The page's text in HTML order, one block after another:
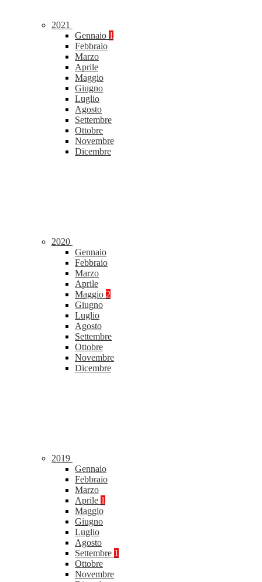
2021
Gennaio 1
Febbraio
Marzo
Aprile
Maggio
Giugno
Luglio
Agosto
Settembre
Ottobre
Novembre
Dicembre
2020
Gennaio
Febbraio
Marzo
Aprile
Maggio 2
Giugno
Luglio
Agosto
Settembre
Ottobre
Novembre
Dicembre
2019
Gennaio
Febbraio
Marzo
Aprile 1
Maggio
Giugno
Luglio
Agosto
Settembre 1
Ottobre
Novembre